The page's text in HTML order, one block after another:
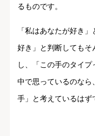
るものです。
「私はあなたが好き
好き」と判断してもそ
し、「この手のタイ
中で思っているのな
手」と考えているはず